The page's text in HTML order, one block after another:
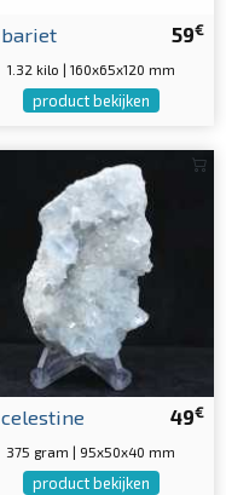
59€
bariet
1.32 kilo | 160x65x120 mm
product bekijken
49€
celestine
375 gram | 95x50x40 mm
product bekijken